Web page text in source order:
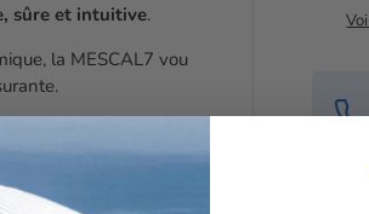
sûre et intuitive.
la MESCAL7 vou